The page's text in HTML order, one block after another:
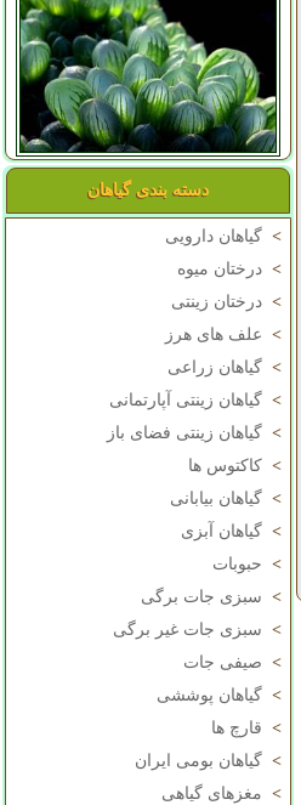
دسته بندی گیاهان
> گیاهان دارویی
> درختان میوه
> درختان زینتی
> علف های هرز
> گیاهان زراعی
> گیاهان زینتی آپارتمانی
> گیاهان زینتی فضای باز
> کاکتوس ها
> گیاهان بیابانی
> گیاهان آبزی
> حبوبات
> سبزی جات برگی
> سبزی جات غیر برگی
> صیفی جات
> گیاهان پوششی
> قارچ ها
> گیاهان بومی ایران
> مغزهای گیاهی